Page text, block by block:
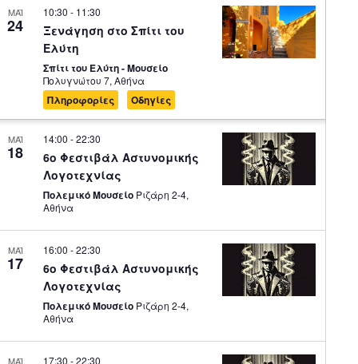
ΜΑΪ
24
10:30- 11:30
Ξενάγηση στο Σπίτι του
Ελύτη
Σπίτι του Ελύτη - Μουσείο
Πολυγνώτου 7, Αθήνα
Πληροφορίες Οδηγίες
ΜΑΪ
18
14:00-22:30
6ο Φεστιβάλ Αστυνομικής
Λογοτεχνίας
Πολεμικό Μουσείο Ριζάρη 2-4,
Αθήνα
ΜΑΪ
17
16:00-22:30
6ο Φεστιβάλ Αστυνομικής
Λογοτεχνίας
Πολεμικό Μουσείο Ριζάρη 2-4,
Αθήνα
ΜΑΪ 17:30-22:30